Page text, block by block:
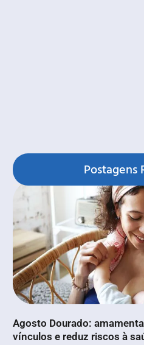
Postagens
Agosto Dourado:
vínculos e reduz riscos à